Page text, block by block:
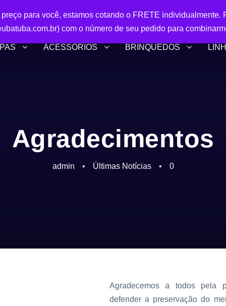
ACESSÓRIOS BRINQUEDOS
Agradecimentos
admin • Últimas Notícias • 0
Agradecemos a todos pela
defender a preservação do
para você, estamos cotando o FRETE
com o número de seu pedido para